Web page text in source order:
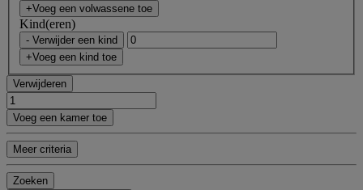
+Voeg een volwassene toe
Kind(eren)
- Verwijder een kind
+Voeg een kind toe
Verwijderen
Voeg een kamer toe
Meer criteria
Zoeken